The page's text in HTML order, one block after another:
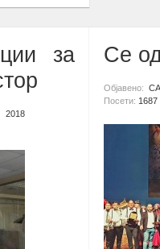
за
Се
Објавено:
Посети: 1687